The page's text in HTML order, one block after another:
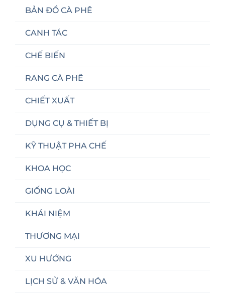
BẢN ĐỒ CÀ PHÊ
CANH TÁC
CHẾ BIẾN
RANG CÀ PHÊ
CHIẾT XUẤT
DỤNG CỤ & THIẾT BỊ
KỸ THUẬT PHA CHẾ
KHOA HỌC
GIỐNG LOÀI
KHÁI NIỆM
THƯƠNG MẠI
XU HƯỚNG
LỊCH SỬ & VĂN HÓA